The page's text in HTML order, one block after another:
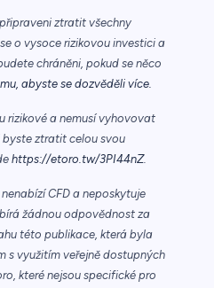
ztratit všechny
o vysoce rizikovou investici a
chráněni, pokud se něco
abyste se dozvěděli více.
rizikové a nemusí vyhovovat
ztratit celou svou
https://etoro.tw/3PI44nZ.
CFD a neposkytuje
žádnou odpovědnost za
této publikace, která byla
s využitím veřejně dostupných
které nejsou specifické pro